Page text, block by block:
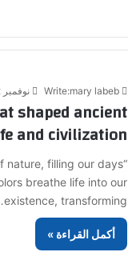
Write:mary labeb نوفمبر 2, 2024
shaped ancient
and civilization
nature, filling our days
breathe life into our
existence, transforming…
أكمل القراءة »